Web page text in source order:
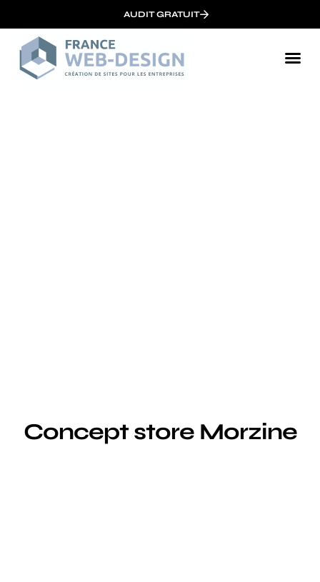
AUDIT GRATUIT
Concept store Morzine